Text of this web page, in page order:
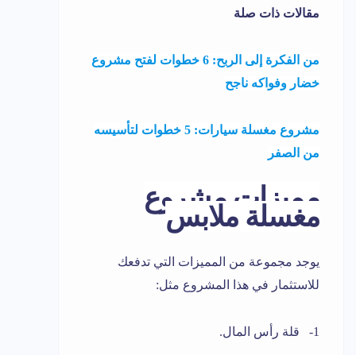
مقالات ذات صلة
من الفكرة إلى الربح: 6 خطوات لفتح مشروع
خضار وفواكه ناجح
مشروع مغسلة سيارات: 5 خطوات لتأسيسه
من الصفر
مميزات مشروع
مغسلة ملابس
يوجد مجموعة من المميزات التي تدفعك
للاستثمار في هذا المشروع مثل:
1- قلة رأس المال.